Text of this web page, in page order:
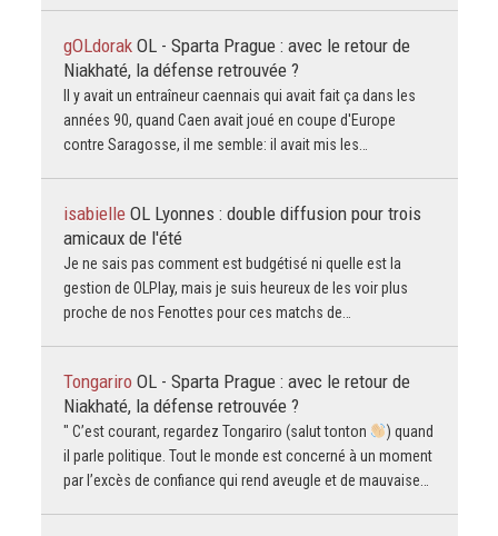
gOLdorak OL - Sparta Prague : avec le retour de
Niakhaté, la défense retrouvée ?
Il y avait un entraîneur caennais qui avait fait ça dans les
années 90, quand Caen avait joué en coupe d'Europe
contre Saragosse, il me semble: il avait mis les…
isabielle OL Lyonnes : double diffusion pour trois
amicaux de l'été
Je ne sais pas comment est budgétisé ni quelle est la
gestion de OLPlay, mais je suis heureux de les voir plus
proche de nos Fenottes pour ces matchs de…
Tongariro OL - Sparta Prague : avec le retour de
Niakhaté, la défense retrouvée ?
" C’est courant, regardez Tongariro (salut tonton
) quand
il parle politique. Tout le monde est concerné à un moment
par l’excès de confiance qui rend aveugle et de mauvaise…